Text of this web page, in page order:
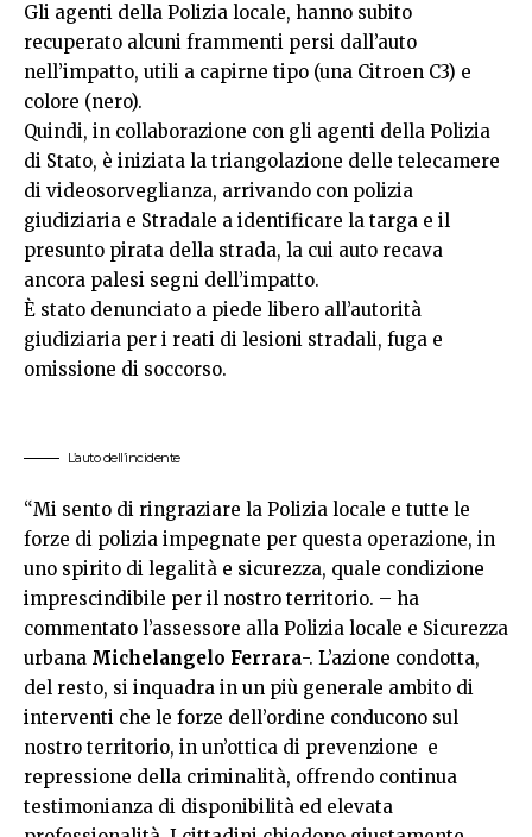
Gli agenti della Polizia locale, hanno subito
recuperato alcuni frammenti persi dall’auto
nell’impatto, utili a capirne tipo (una Citroen C3) e
colore (nero).
Quindi, in collaborazione con gli agenti della Polizia
di Stato, è iniziata la triangolazione delle telecamere
di videosorveglianza, arrivando con polizia
giudiziaria e Stradale a identificare la targa e il
presunto pirata della strada, la cui auto recava
ancora palesi segni dell’impatto.
È stato denunciato a piede libero all’autorità
giudiziaria per i reati di lesioni stradali, fuga e
omissione di soccorso.
L’auto dell’incidente
“Mi sento di ringraziare la Polizia locale e tutte le
forze di polizia impegnate per questa operazione, in
uno spirito di legalità e sicurezza, quale condizione
imprescindibile per il nostro territorio. – ha
commentato l’assessore alla Polizia locale e Sicurezza
urbana Michelangelo Ferrara-. L’azione condotta,
del resto, si inquadra in un più generale ambito di
interventi che le forze dell’ordine conducono sul
nostro territorio, in un’ottica di prevenzione e
repressione della criminalità, offrendo continua
testimonianza di disponibilità ed elevata